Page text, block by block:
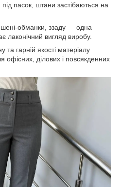
пасок, штани застібаються на
обманки, ззаду — одна
лаконічний вигляд виробу.
гарній якості матеріалу
офісних, ділових і повсякденних